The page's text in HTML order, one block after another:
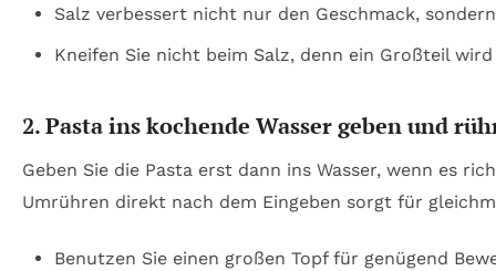
Salz verbessert nicht nur den Geschmack,
Kneifen Sie nicht beim Salz, denn ein Großteil
2. Pasta ins kochende Wasser geben und
Geben Sie die Pasta erst dann ins Wasser, wenn es
Umrühren direkt nach dem Eingeben sorgt für
Benutzen Sie einen großen Topf für genügend